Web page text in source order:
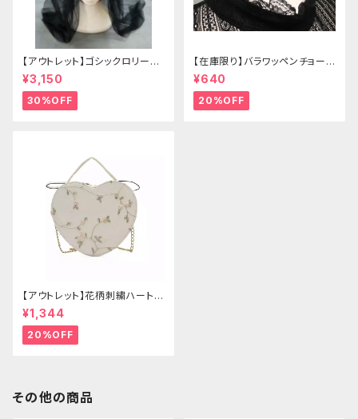
【アウトレット】ゴシックロリータ
ゴールドクラウン＆ホーン(ヴェ
ール付き)
¥3,150
30%OFF
【在庫限り】バラワッペンチョーカ
ー
¥640
20%OFF
【アウトレット】花柄刺繍ハートバ
ッグ
¥1,344
20%OFF
その他の商品